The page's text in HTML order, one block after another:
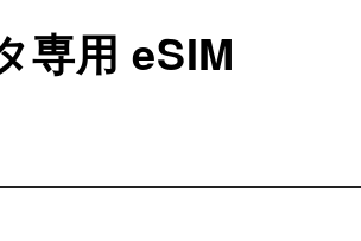
専用 eSIM